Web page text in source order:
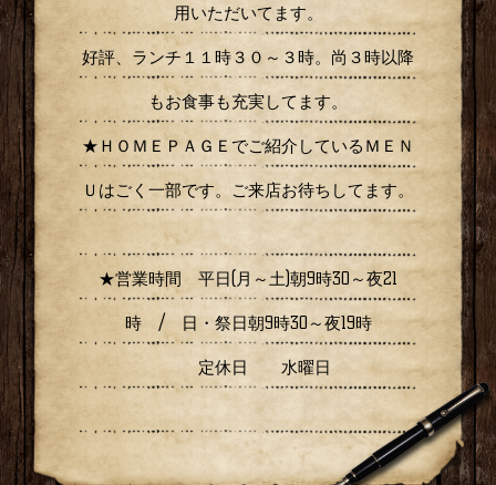
用いただいてます。
好評、ランチ１１時３０～３時。尚３時以降
もお食事も充実してます。
★ＨＯＭＥＰＡＧＥでご紹介しているＭＥＮ
Ｕはごく一部です。ご来店お待ちしてます。
★営業時間 平日(月～土)朝9時30～夜21
時 / 日・祭日朝9時30～夜19時
定休日 水曜日